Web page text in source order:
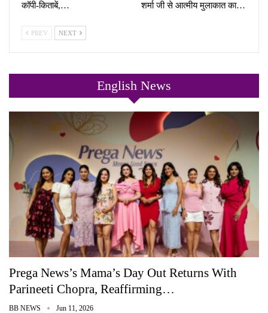
कॉपी-किताबें,…
शर्मा जी से आत्मीय मुलाकात का…
PREV NEXT
English News
Prega News’s Mama’s Day Out Returns With
Parineeti Chopra, Reaffirming…
BB NEWS Jun 11, 2026